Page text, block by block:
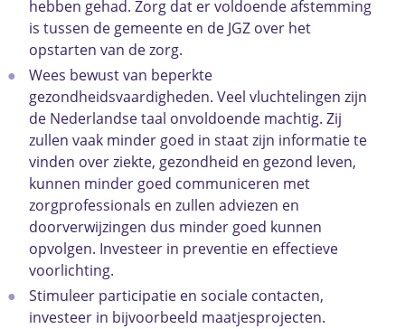
hebben gehad. Zorg dat er voldoende afstemming
is tussen de gemeente en de JGZ over het
opstarten van de zorg.
Wees bewust van beperkte
gezondheidsvaardigheden. Veel vluchtelingen zijn
de Nederlandse taal onvoldoende machtig. Zij
zullen vaak minder goed in staat zijn informatie te
vinden over ziekte, gezondheid en gezond leven,
kunnen minder goed communiceren met
zorgprofessionals en zullen adviezen en
doorverwijzingen dus minder goed kunnen
opvolgen. Investeer in preventie en effectieve
voorlichting.
Stimuleer participatie en sociale contacten,
investeer in bijvoorbeeld maatjesprojecten.